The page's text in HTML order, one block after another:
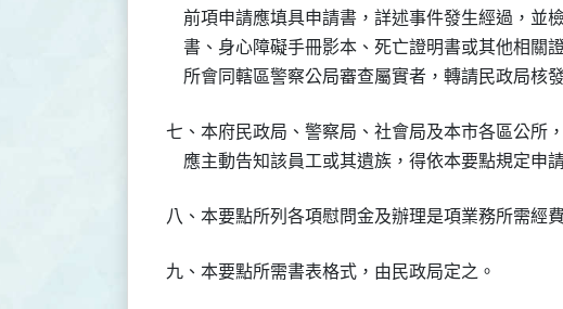
前項申請應填具申請書，詳述事件發生經過，
書、身心障礙手冊影本、死亡證明書或其他相
所會同轄區警察公局審查屬實者，轉請民政局核
七、本府民政局、警察局、社會局及本市各區公所
應主動告知該員工或其遺族，得依本要點規定申
八、本要點所列各項慰問金及辦理是項業務所需經
九、本要點所需書表格式，由民政局定之。